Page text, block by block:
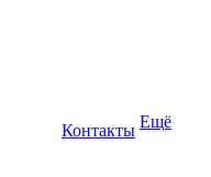
Контакты Ещё